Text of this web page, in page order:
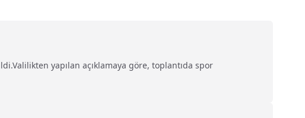
yapılan açıklamaya göre, toplantıda spor